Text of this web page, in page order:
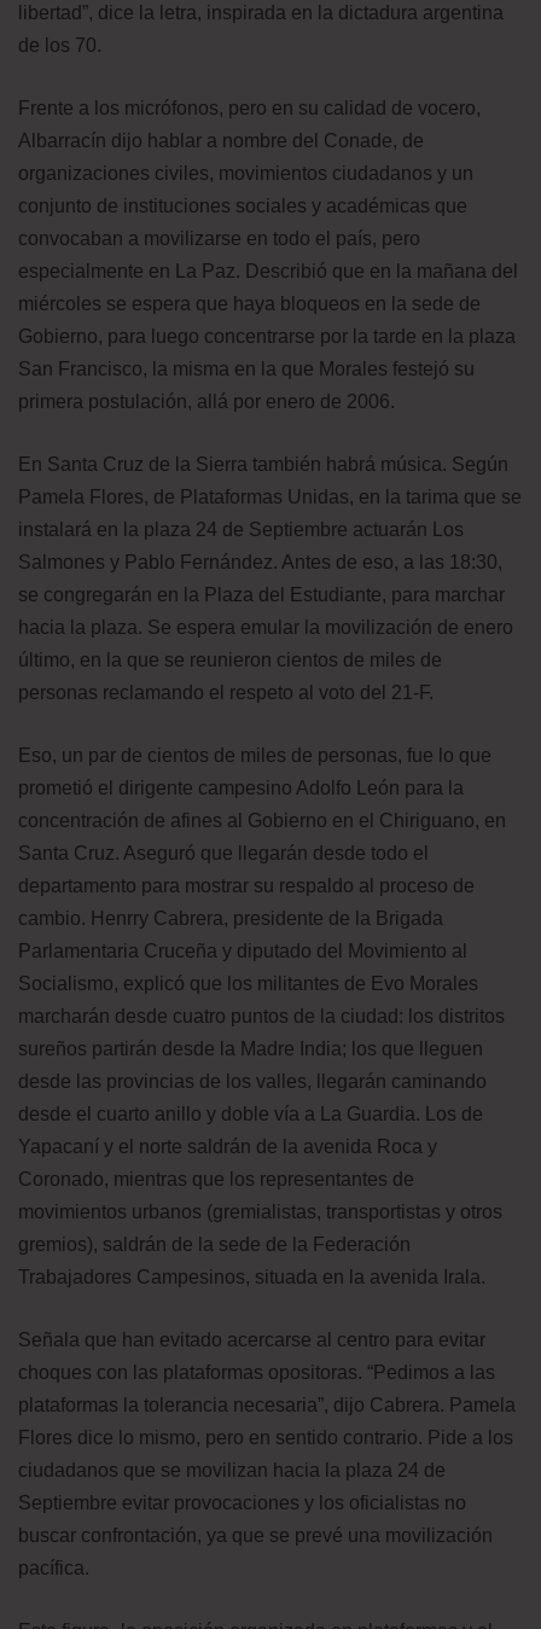
libertad”, dice la letra, inspirada en la dictadura argentina
de los 70.
Frente a los micrófonos, pero en su calidad de vocero,
Albarracín dijo hablar a nombre del Conade, de
organizaciones civiles, movimientos ciudadanos y un
conjunto de instituciones sociales y académicas que
convocaban a movilizarse en todo el país, pero
especialmente en La Paz. Describió que en la mañana del
miércoles se espera que haya bloqueos en la sede de
Gobierno, para luego concentrarse por la tarde en la plaza
San Francisco, la misma en la que Morales festejó su
primera postulación, allá por enero de 2006.
En Santa Cruz de la Sierra también habrá música. Según
Pamela Flores, de Plataformas Unidas, en la tarima que se
instalará en la plaza 24 de Septiembre actuarán Los
Salmones y Pablo Fernández. Antes de eso, a las 18:30,
se congregarán en la Plaza del Estudiante, para marchar
hacia la plaza. Se espera emular la movilización de enero
último, en la que se reunieron cientos de miles de
personas reclamando el respeto al voto del 21-F.
Eso, un par de cientos de miles de personas, fue lo que
prometió el dirigente campesino Adolfo León para la
concentración de afines al Gobierno en el Chiriguano, en
Santa Cruz. Aseguró que llegarán desde todo el
departamento para mostrar su respaldo al proceso de
cambio. Henrry Cabrera, presidente de la Brigada
Parlamentaria Cruceña y diputado del Movimiento al
Socialismo, explicó que los militantes de Evo Morales
marcharán desde cuatro puntos de la ciudad: los distritos
sureños partirán desde la Madre India; los que lleguen
desde las provincias de los valles, llegarán caminando
desde el cuarto anillo y doble vía a La Guardia. Los de
Yapacaní y el norte saldrán de la avenida Roca y
Coronado, mientras que los representantes de
movimientos urbanos (gremialistas, transportistas y otros
gremios), saldrán de la sede de la Federación
Trabajadores Campesinos, situada en la avenida Irala.
Señala que han evitado acercarse al centro para evitar
choques con las plataformas opositoras. “Pedimos a las
plataformas la tolerancia necesaria”, dijo Cabrera. Pamela
Flores dice lo mismo, pero en sentido contrario. Pide a los
ciudadanos que se movilizan hacia la plaza 24 de
Septiembre evitar provocaciones y los oficialistas no
buscar confrontación, ya que se prevé una movilización
pacífica.